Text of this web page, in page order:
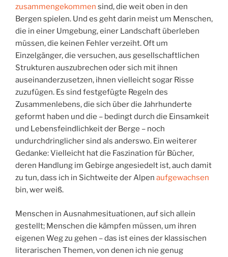
zusammengekommen sind, die weit oben in den
Bergen spielen. Und es geht darin meist um Menschen,
die in einer Umgebung, einer Landschaft überleben
müssen, die keinen Fehler verzeiht. Oft um
Einzelgänger, die versuchen, aus gesellschaftlichen
Strukturen auszubrechen oder sich mit ihnen
auseinanderzusetzen, ihnen vielleicht sogar Risse
zuzufügen. Es sind festgefügte Regeln des
Zusammenlebens, die sich über die Jahrhunderte
geformt haben und die – bedingt durch die Einsamkeit
und Lebensfeindlichkeit der Berge – noch
undurchdringlicher sind als anderswo. Ein weiterer
Gedanke: Vielleicht hat die Faszination für Bücher,
deren Handlung im Gebirge angesiedelt ist, auch damit
zu tun, dass ich in Sichtweite der Alpen aufgewachsen
bin, wer weiß.
Menschen in Ausnahmesituationen, auf sich allein
gestellt; Menschen die kämpfen müssen, um ihren
eigenen Weg zu gehen – das ist eines der klassischen
literarischen Themen, von denen ich nie genug